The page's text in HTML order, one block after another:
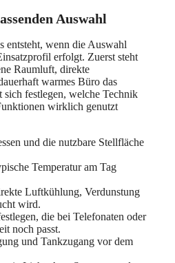
Auswahl
entsteht, wenn die Auswahl
erfolgt. Zuerst steht
Raumluft, direkte
warmes Büro das
sich festlegen, welche Technik
wirklich genutzt
und die nutzbare Stellfläche
Temperatur am Tag
Luftkühlung, Verdunstung
wird.
die bei Telefonaten oder
noch passt.
und Tankzugang vor dem